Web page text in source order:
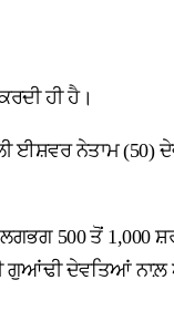
ਹੀ ਹੈ।
ਨੇਤਾਮ (50)
500 ਤੋਂ
ਦੇਵਤਿਆਂ ਨਾਲ਼